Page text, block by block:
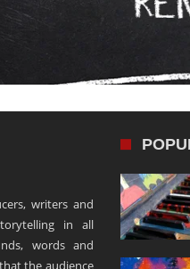
writers and
in all
words and
the audience